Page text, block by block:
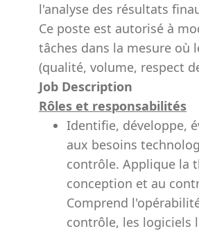
l'analyse des résultats
Ce poste est autorisé à
tâches dans la mesure où
(qualité, volume, respect
Job Description
Rôles et responsabilités
Identifie, développe,
aux besoins
contrôle. Applique la
conception et au
Comprend
contrôle, les logiciels